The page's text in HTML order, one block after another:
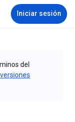
Iniciar sesión
del
versiones